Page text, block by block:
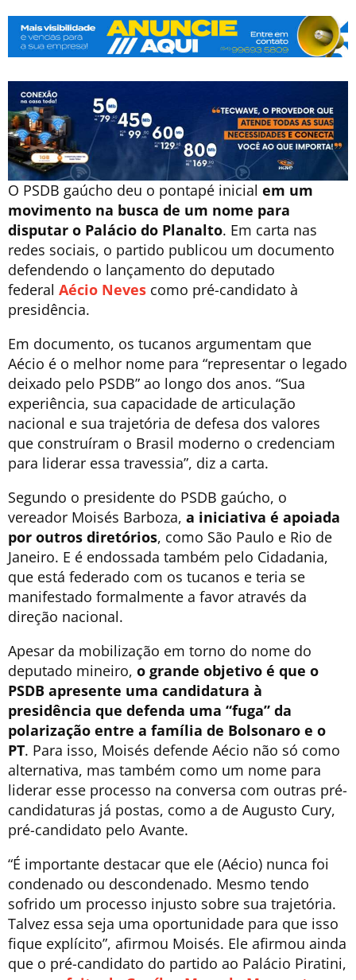
O PSDB gaúcho deu o pontapé inicial em um
movimento na busca de um nome para
disputar o Palácio do Planalto. Em carta nas
redes sociais, o partido publicou um documento
defendendo o lançamento do deputado
federal Aécio Neves como pré-candidato à
presidência.
Em documento, os tucanos argumentam que
Aécio é o melhor nome para “representar o legado
deixado pelo PSDB” ao longo dos anos. “Sua
experiência, sua capacidade de articulação
nacional e sua trajetória de defesa dos valores
que construíram o Brasil moderno o credenciam
para liderar essa travessia”, diz a carta.
Segundo o presidente do PSDB gaúcho, o
vereador Moisés Barboza, a iniciativa é apoiada
por outros diretórios, como São Paulo e Rio de
Janeiro. E é endossada também pelo Cidadania,
que está federado com os tucanos e teria se
manifestado formalmente a favor através da
direção nacional.
Apesar da mobilização em torno do nome do
deputado mineiro, o grande objetivo é que o
PSDB apresente uma candidatura à
presidência que defenda uma “fuga” da
polarização entre a família de Bolsonaro e o
PT. Para isso, Moisés defende Aécio não só como
alternativa, mas também como um nome para
liderar esse processo na conversa com outras pré-
candidaturas já postas, como a de Augusto Cury,
pré-candidato pelo Avante.
“É importante destacar que ele (Aécio) nunca foi
condenado ou descondenado. Mesmo tendo
sofrido um processo injusto sobre sua trajetória.
Talvez essa seja uma oportunidade para que isso
fique explícito”, afirmou Moisés. Ele afirmou ainda
que o pré-candidato do partido ao Palácio Piratini,